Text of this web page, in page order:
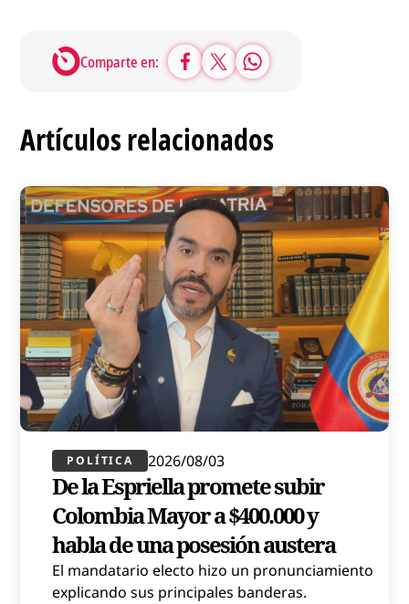
Comparte en:
Artículos relacionados
POLÍTICA​ 2026/08/03
De la Espriella promete subir
Colombia Mayor a $400.000 y
habla de una posesión austera
El mandatario electo hizo un pronunciamiento
explicando sus principales banderas.